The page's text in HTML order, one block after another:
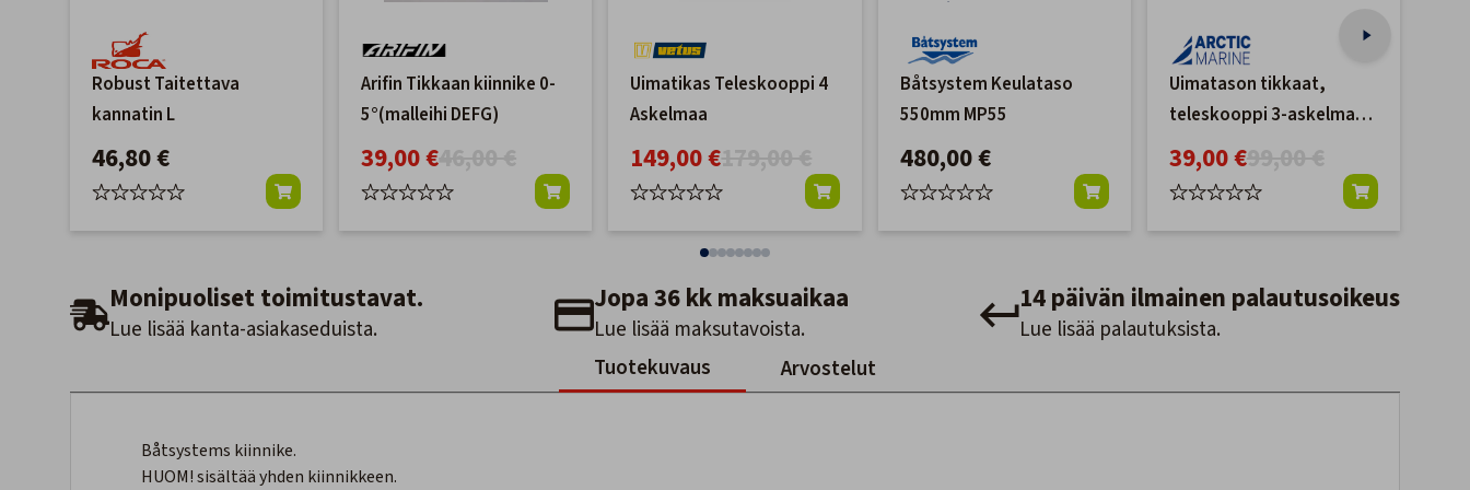
Robust Taitettava
kannatin L
46,80 €
Arifin Tikkaan kiinnike 0-
5°(malleihi DEFG)
39,00 €
Uimatikas Teleskooppi 4
Askelmaa
149,00 €
Båtsystem Keulataso
550mm MP55
480,00 €
Uimatason tikkaat,
teleskooppi 3-askelmaa
(L1030)
39,00 €99,00 €
Monipuoliset toimitustavat.
Lue lisää kanta-asiakaseduista.
Jopa 36 kk maksuaikaa
Lue lisää maksutavoista.
14 päivän ilmainen palautusoikeus
Lue lisää palautuksista.
Tuotekuvaus
Arvostelut
Båtsystems kiinnike.
HUOM! sisältää yhden kiinnikkeen.